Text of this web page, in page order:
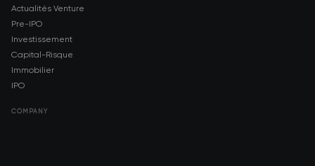
Actualités Venture
Pre-IPO
Investissement
Capital-Risque
Immobilier
IPO
COMPANY